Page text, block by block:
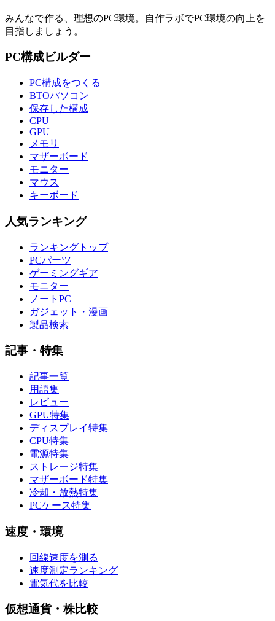
みんなで作る、理想のPC環境。 自作ラボでPC環境の向上を
目指しましょう。
PC構成ビルダー
PC構成をつくる
BTOパソコン
保存した構成
CPU
GPU
メモリ
マザーボード
モニター
マウス
キーボード
人気ランキング
ランキングトップ
PCパーツ
ゲーミングギア
モニター
ノートPC
ガジェット・漫画
製品検索
記事・特集
記事一覧
用語集
レビュー
GPU特集
ディスプレイ特集
CPU特集
電源特集
ストレージ特集
マザーボード特集
冷却・放熱特集
PCケース特集
速度・環境
回線速度を測る
速度測定ランキング
電気代を比較
仮想通貨・株比較